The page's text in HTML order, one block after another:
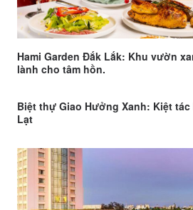
Hami Garden Đắk Lắk: Khu vườn
lành cho tâm hồn.
Biệt thự Giao Hưởng Xanh: Kiệt
Lạt